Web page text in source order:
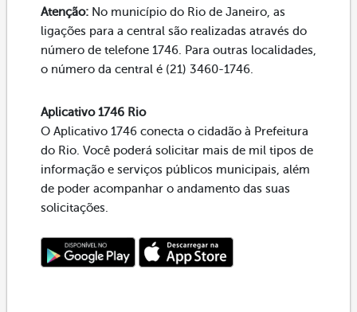
Atenção: No município do Rio de Janeiro, as
ligações para a central são realizadas através do
número de telefone 1746. Para outras localidades,
o número da central é (21) 3460-1746.
Aplicativo 1746 Rio
O Aplicativo 1746 conecta o cidadão à Prefeitura
do Rio. Você poderá solicitar mais de mil tipos de
informação e serviços públicos municipais, além
de poder acompanhar o andamento das suas
solicitações.